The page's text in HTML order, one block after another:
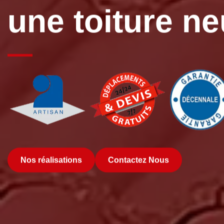
une toiture
Nos réalisations Contactez Nous